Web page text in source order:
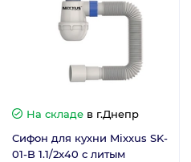
На складе в г.Днепр
Сифон для кухни Mixxus SK-
01-B 1.1/2x40 с литым